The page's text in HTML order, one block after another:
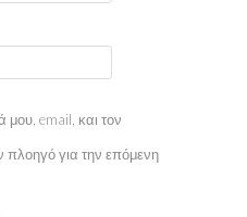
email, και τον
πλοηγό για την επόμενη